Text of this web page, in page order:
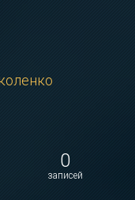
0
записей